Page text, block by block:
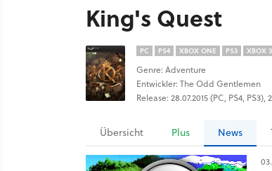
King's Quest
PC PS4 XBOX ONE PS3 XBOX
Genre: Adventure
Entwickler: The Odd Gentlemen
Release: 28.07.2015 (PC, PS4,
Übersicht Plus News